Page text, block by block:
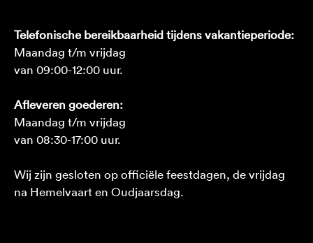
Telefonische bereikbaarheid tijdens vakantieperiode:
Maandag t/m vrijdag
van 09:00-12:00 uur.
Afleveren goederen:
Maandag t/m vrijdag
van 08:30-17:00 uur.
Wij zijn gesloten op officiële feestdagen, de vrijdag
na Hemelvaart en Oudjaarsdag.